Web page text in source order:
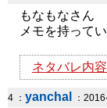
もなもなさん
メモを持ってい
ネタバレ内
4 ： yanchal ：